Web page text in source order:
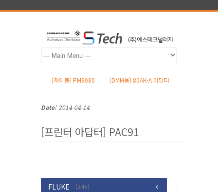
[케이블] PM9080 [DMM용] 80AK-A 아답터
Date: 2014-04-14
[프린터 아답터] PAC91
FLUKE (245)